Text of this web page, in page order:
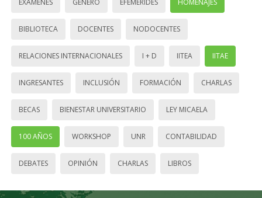
EXÁMENES GÉNERO EFEMÉRIDES HOMENAJES
BIBLIOTECA DOCENTES NODOCENTES
RELACIONES INTERNACIONALES I + D IITEA IITAE
INGRESANTES INCLUSIÓN FORMACIÓN CHARLAS
BECAS BIENESTAR UNIVERSITARIO LEY MICAELA
100 AÑOS WORKSHOP UNR CONTABILIDAD
DEBATES OPINIÓN CHARLAS LIBROS